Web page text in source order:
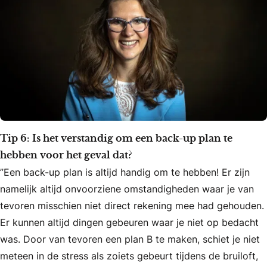
Tip 6: Is het verstandig om een back-up plan te
hebben voor het geval dat?
”Een back-up plan is altijd handig om te hebben! Er zijn
namelijk altijd onvoorziene omstandigheden waar je van
tevoren misschien niet direct rekening mee had gehouden.
Er kunnen altijd dingen gebeuren waar je niet op bedacht
was. Door van tevoren een plan B te maken, schiet je niet
meteen in de stress als zoiets gebeurt tijdens de bruiloft,